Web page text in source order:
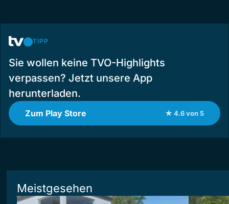
TIPP
Sie wollen keine TVO-Highlights
verpassen? Jetzt unsere App
herunterladen.
Zum Play Store ★ 4.6 von 5
Meistgesehen